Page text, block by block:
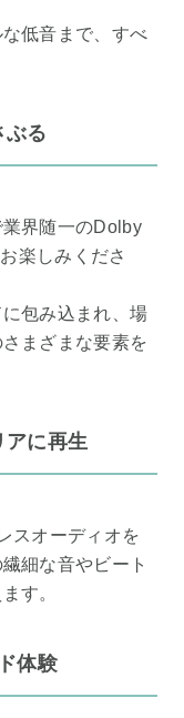
低音まで、すべ
ぶる
界随一のDolby
楽しみくださ
包み込まれ、場
まざまな要素を
アに再生
スオーディオを
細な音やビート
す。
体験